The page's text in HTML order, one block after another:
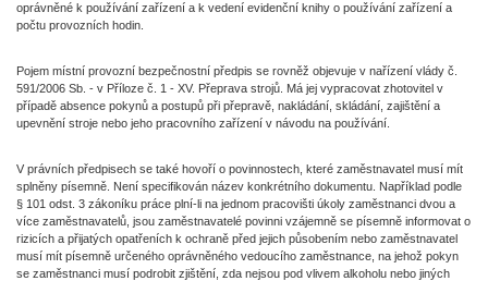
oprávněné k používání zařízení a k vedení evidenční knihy o používání zařízení a
počtu provozních hodin.
Pojem místní provozní bezpečnostní předpis se rovněž objevuje v nařízení vlády č.
591/2006 Sb. - v Příloze č. 1 - XV. Přeprava strojů. Má jej vypracovat zhotovitel v
případě absence pokynů a postupů při přepravě, nakládání, skládání, zajištění a
upevnění stroje nebo jeho pracovního zařízení v návodu na používání.
V právních předpisech se také hovoří o povinnostech, které zaměstnavatel musí mít
splněny písemně. Není specifikován název konkrétního dokumentu. Například podle
§ 101 odst. 3 zákoníku práce plní-li na jednom pracovišti úkoly zaměstnanci dvou a
více zaměstnavatelů, jsou zaměstnavatelé povinni vzájemně se písemně informovat o
rizicích a přijatých opatřeních k ochraně před jejich působením nebo zaměstnavatel
musí mít písemně určeného oprávněného vedoucího zaměstnance, na jehož pokyn
se zaměstnanci musí podrobit zjištění, zda nejsou pod vlivem alkoholu nebo jiných